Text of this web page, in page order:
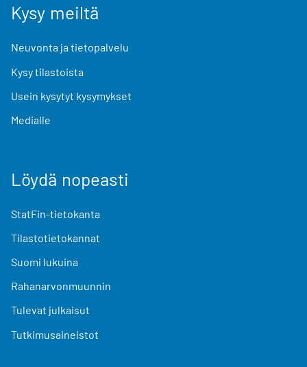
Kysy meiltä
Neuvonta ja tietopalvelu
Kysy tilastoista
Usein kysytyt kysymykset
Medialle
Löydä nopeasti
StatFin-tietokanta
Tilastotietokannat
Suomi lukuina
Rahanarvonmuunnin
Tulevat julkaisut
Tutkimusaineistot